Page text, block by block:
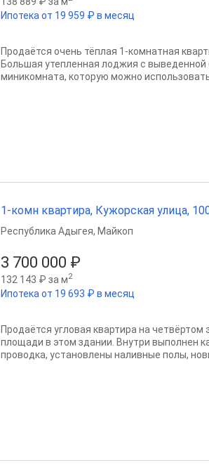
Ипотека от 19 959 ₽ в месяц
Продаётся очень тёплая 1-комнатная
Большая утепленная лоджия с выведенной
миникомната, которую можно использовать
1-комн квартира, Кужорская улица,
3 700 000 ₽
132 143 ₽ за м2
Ипотека от 19 693 ₽ в месяц
Республика Адыгея, Майкоп
Продаётся угловая квартира на
площади в этом здании. Внутри выполнен
проводка, установлены наливные полы,